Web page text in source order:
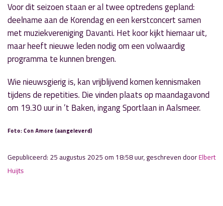
Voor dit seizoen staan er al twee optredens gepland:
deelname aan de Korendag en een kerstconcert samen
met muziekvereniging Davanti. Het koor kijkt hiernaar uit,
maar heeft nieuwe leden nodig om een volwaardig
programma te kunnen brengen.
Wie nieuwsgierig is, kan vrijblijvend komen kennismaken
tijdens de repetities. Die vinden plaats op maandagavond
om 19.30 uur in ’t Baken, ingang Sportlaan in Aalsmeer.
Foto: Con Amore (aangeleverd)
Gepubliceerd: 25 augustus 2025 om 18:58 uur, geschreven doorElbert
Huijts